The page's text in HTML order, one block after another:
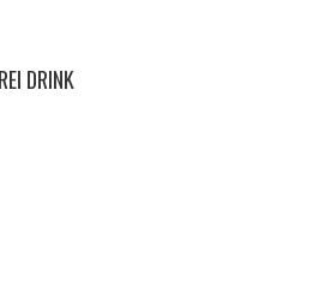
DRINK